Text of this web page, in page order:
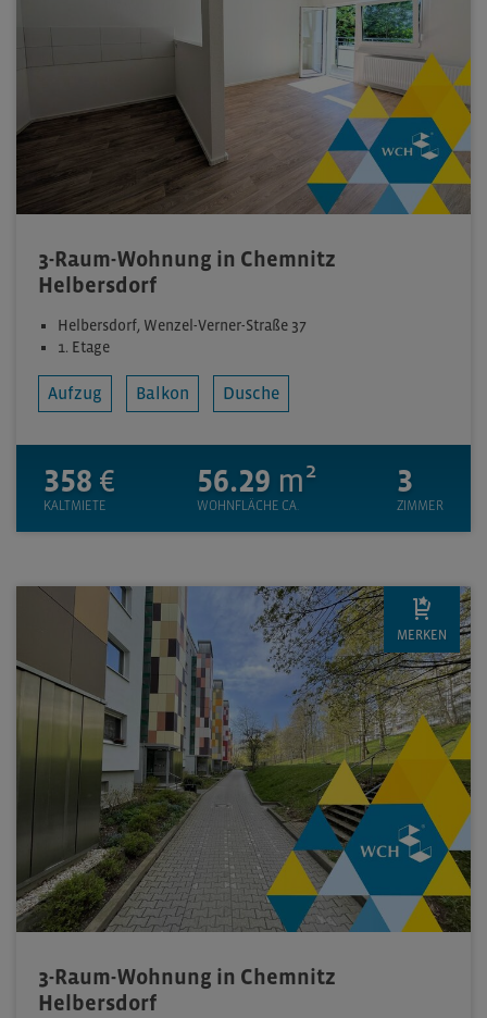
3-Raum-Wohnung in Chemnitz
Helbersdorf
Helbersdorf, Wenzel-Verner-Straße 37
1. Etage
Aufzug Balkon Dusche
358 €
KALTMIETE
56.29 m²
WOHNFLÄCHE CA.
3
ZIMMER
3-Raum-Wohnung in Chemnitz
Helbersdorf
MERKEN